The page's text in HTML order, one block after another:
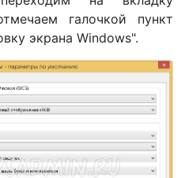
галочкой пункт
экрана Windows".